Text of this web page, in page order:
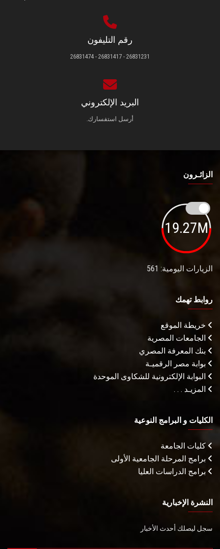
رقم التليفون
26831231 - 26831417 - 26831474
البريد الإلكتروني
أرسل استفسارك.
الزائـرون
19.27M
الزيارات اليومية: 561
روابط تهمك
خريطة الموقع
الجامعات المصرية
بنك المعرفة المصري
بوابة مصر الرقميـة
البوابة الإلكترونية للشكاوى الموحدة
المزيـد . . .
الكليات و البرامج النوعية
كليات الجامعة
برامج المرحلة الجامعية الأولى
برامج الدراسات العليا
النشرة الإخبارية
سجل ليصلك أحدث الأخبار